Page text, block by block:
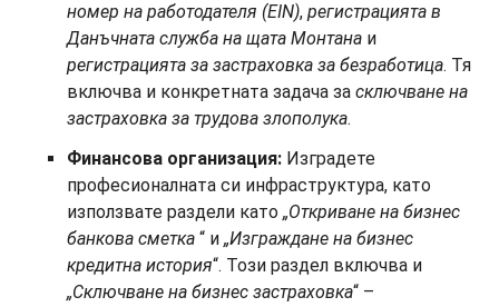
номер на работодателя (EIN), регистрацията в
Данъчната служба на щата Монтана и
регистрацията за застраховка за безработица. Тя
включва и конкретната задача за сключване на
застраховка за трудова злополука.
Финансова организация: Изградете
професионалната си инфраструктура, като
използвате раздели като „Откриване на бизнес
банкова сметка “ и „Изграждане на бизнес
кредитна история“. Този раздел включва и
„Сключване на бизнес застраховка“ –